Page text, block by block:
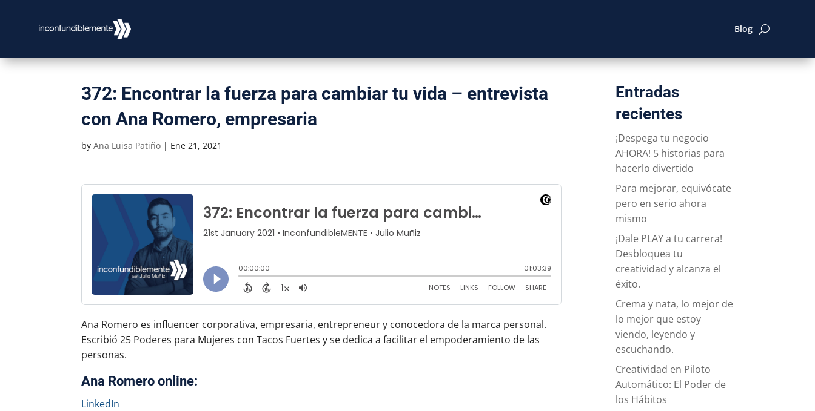
Blog
372: Encontrar la fuerza para cambiar tu vida – entrevista
con Ana Romero, empresaria
byAna Luisa Patiño | Ene 21, 2021
Ana Romero es influencer corporativa, empresaria, entrepreneur y conocedora de la marca personal.
Escribió 25 Poderes para Mujeres con Tacos Fuertes y se dedica a facilitar el empoderamiento de las
personas.
Ana Romero online:
LinkedIn
Entradas
recientes
¡Despega tu negocio
AHORA! 5 historias para
hacerlo divertido
Para mejorar, equivócate
pero en serio ahora
mismo
¡Dale PLAY a tu carrera!
Desbloquea tu
creatividad y alcanza el
éxito.
Crema y nata, lo mejor de
lo mejor que estoy
viendo, leyendo y
escuchando.
Creatividad en Piloto
Automático: El Poder de
los Hábitos